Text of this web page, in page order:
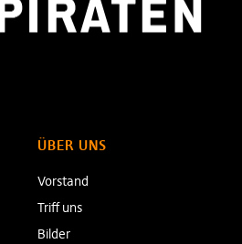
ÜBER UNS
Vorstand
Triff uns
Bilder